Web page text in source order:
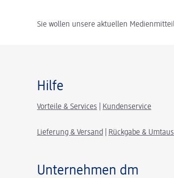
Sie wollen unsere aktuellen
Hilfe
Vorteile & Services Kundenservice
Lieferung & Versand Rückgabe &
Unternehmen dm